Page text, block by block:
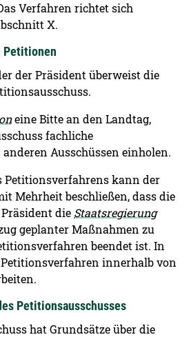
Verfahren richtet sich
X.
Petitionen
der Präsident überweist die
eine Bitte an den Landtag,
fachliche
Ausschüssen einholen.
Petitionsverfahrens kann der
Mehrheit beschließen, dass die
die Staatsregierung
geplanter Maßnahmen zu
beendet ist. In
innerhalb von
Petitionsausschusses
hat Grundsätze über die